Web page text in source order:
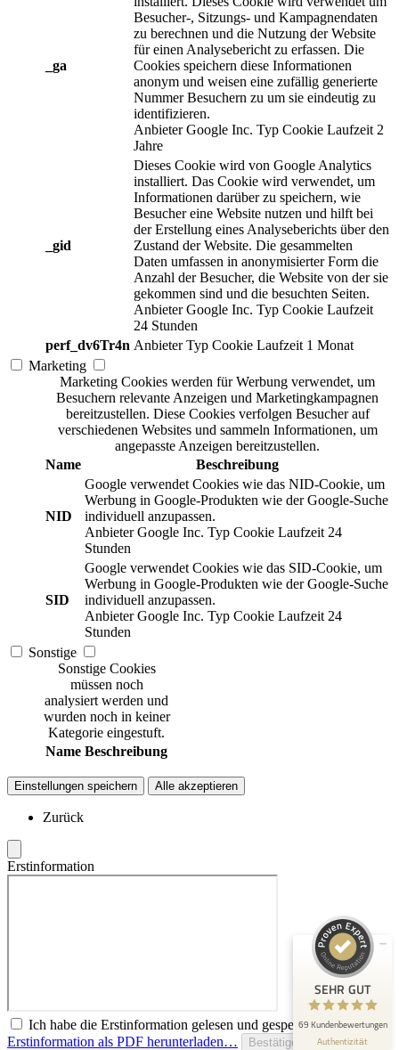
_ga
Besucher-, Sitzungs- und Kampagnendaten
zu berechnen und die Nutzung der Website
für einen Analysebericht zu erfassen. Die
Cookies speichern diese Informationen
anonym und weisen eine zufällig generierte
Nummer Besuchern zu um sie eindeutig zu
identifizieren.
Anbieter Google Inc. Typ Cookie Laufzeit 2
Jahre
_gid
Dieses Cookie wird von Google Analytics
installiert. Das Cookie wird verwendet, um
Informationen darüber zu speichern, wie
Besucher eine Website nutzen und hilft bei
der Erstellung eines Analyseberichts über den
Zustand der Website. Die gesammelten
Daten umfassen in anonymisierter Form die
Anzahl der Besucher, die Website von der sie
gekommen sind und die besuchten Seiten.
Anbieter Google Inc. Typ Cookie Laufzeit
24 Stunden
perf_dv6Tr4n Anbieter Typ Cookie Laufzeit 1 Monat
Marketing
Marketing Cookies werden für Werbung verwendet, um
Besuchern relevante Anzeigen und Marketingkampagnen
bereitzustellen. Diese Cookies verfolgen Besucher auf
verschiedenen Websites und sammeln Informationen, um
angepasste Anzeigen bereitzustellen.
Name
Beschreibung
NID
Google verwendet Cookies wie das NID-Cookie, um
Werbung in Google-Produkten wie der Google-Suche
individuell anzupassen.
Anbieter Google Inc. Typ Cookie Laufzeit 24
Stunden
SID
Google verwendet Cookies wie das SID-Cookie, um
Werbung in Google-Produkten wie der Google-Suche
individuell anzupassen.
Anbieter Google Inc. Typ Cookie Laufzeit 24
Stunden
Sonstige
Sonstige Cookies
müssen noch
analysiert werden und
wurden noch in keiner
Kategorie eingestuft.
Name Beschreibung
Einstellungen speichern Alle akzeptieren
Zurück
Erstinformation
Ich habe die Erstinformation gelesen und gespeichert
Erstinformation als PDF herunterladen…
Bestätigen
SEHR GUT
69 Kundenbewertungen
Authentizität
SEHR GUT
53
Bewertungen auf
ProvenExpert.com
Blick aufs ProvenExpert-Profil werfen